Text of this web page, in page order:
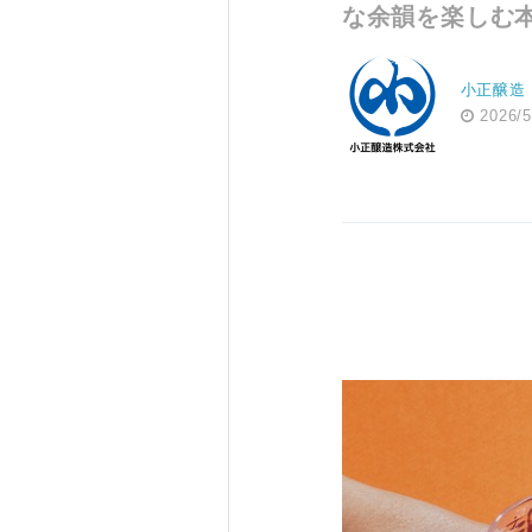
な余韻を楽しむ
小正醸
2026/